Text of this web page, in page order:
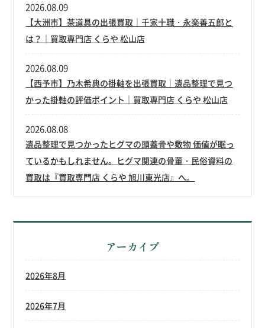
【大洲市】茶道具の出張買取｜千家十職・永楽善五郎と
は？｜買取専門店 くらや 松山店
2026.08.09
【西予市】乃木希典の掛軸を出張買取｜遺品整理で見つ
かった掛軸の評価ポイント｜買取専門店 くらや 松山店
2026.08.09
遺品整理で見つかったヒグマの頭蓋骨や敷物 価値が眠っ
ているかもしれません。ヒグマ関連の骨董・民俗資料の
買取は『買取専門店 くらや 旭川東光店』へ。
2026.08.08
アーカイブ
2026年8月
2026年7月